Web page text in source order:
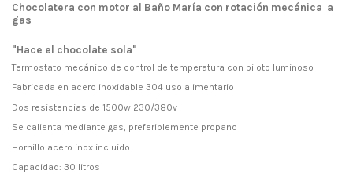
Chocolatera con motor al Baño María con rotación mecánica a
gas
"Hace el chocolate sola"
Termostato mecánico de control de temperatura con piloto luminoso
Fabricada en acero inoxidable 304 uso alimentario
Dos resistencias de 1500w 230/380v
Se calienta mediante gas, preferiblemente propano
Hornillo acero inox incluido
Capacidad: 30 litros